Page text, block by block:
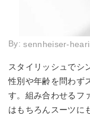
By: sennheiser-
スタイリッシュでシ
性別や年齢を問わず
す。組み合わせるフ
はもちろんスーツに